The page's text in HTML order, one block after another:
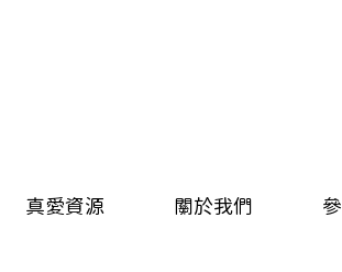
真愛資源 關於我們